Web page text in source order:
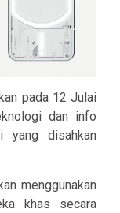
pada 12 Julai
dan info
yang disahkan
menggunakan
khas secara